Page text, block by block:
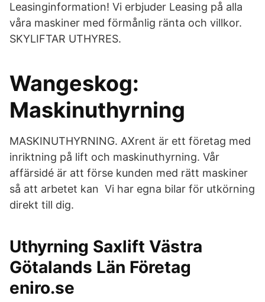
Leasinginformation! Vi erbjuder Leasing på alla
våra maskiner med förmånlig ränta och villkor.
SKYLIFTAR UTHYRES.
Wangeskog:
Maskinuthyrning
MASKINUTHYRNING. AXrent är ett företag med
inriktning på lift och maskinuthyrning. Vår
affärsidé är att förse kunden med rätt maskiner
så att arbetet kan Vi har egna bilar för utkörning
direkt till dig.
Uthyrning Saxlift Västra
Götalands Län Företag
eniro.se